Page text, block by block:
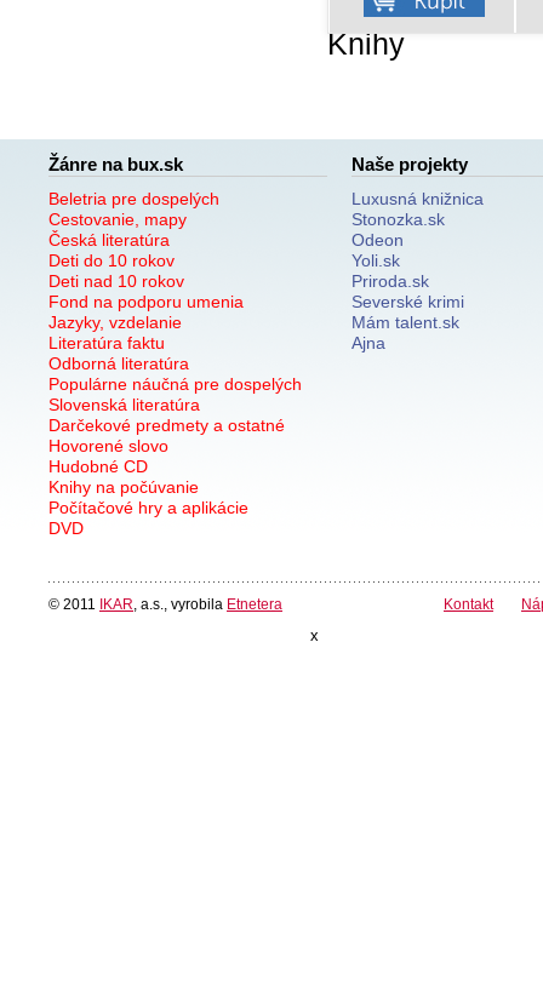
Knihy
Žánre na bux.sk
Beletria pre dospelých
Cestovanie, mapy
Česká literatúra
Deti do 10 rokov
Deti nad 10 rokov
Fond na podporu umenia
Jazyky, vzdelanie
Literatúra faktu
Odborná literatúra
Populárne náučná pre dospelých
Slovenská literatúra
Darčekové predmety a ostatné
Hovorené slovo
Hudobné CD
Knihy na počúvanie
Počítačové hry a aplikácie
DVD
Naše projekty
Luxusná knižnica
Stonozka.sk
Odeon
Yoli.sk
Priroda.sk
Severské krimi
Mám talent.sk
Ajna
© 2011 IKAR , a.s., vyrobila Etnetera Kontakt
x